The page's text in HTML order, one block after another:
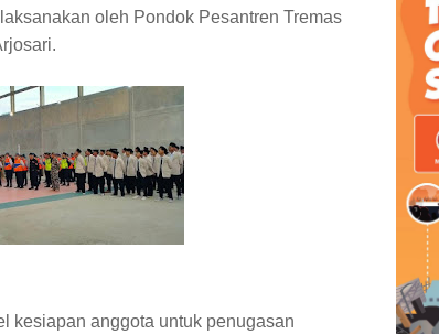
oleh Pondok Pesantren Tremas
kesiapan anggota untuk penugasan